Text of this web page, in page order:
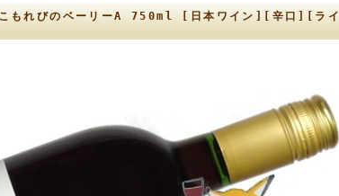
こもれびのベーリーA 750ml [日本ワイン][辛口][ライ